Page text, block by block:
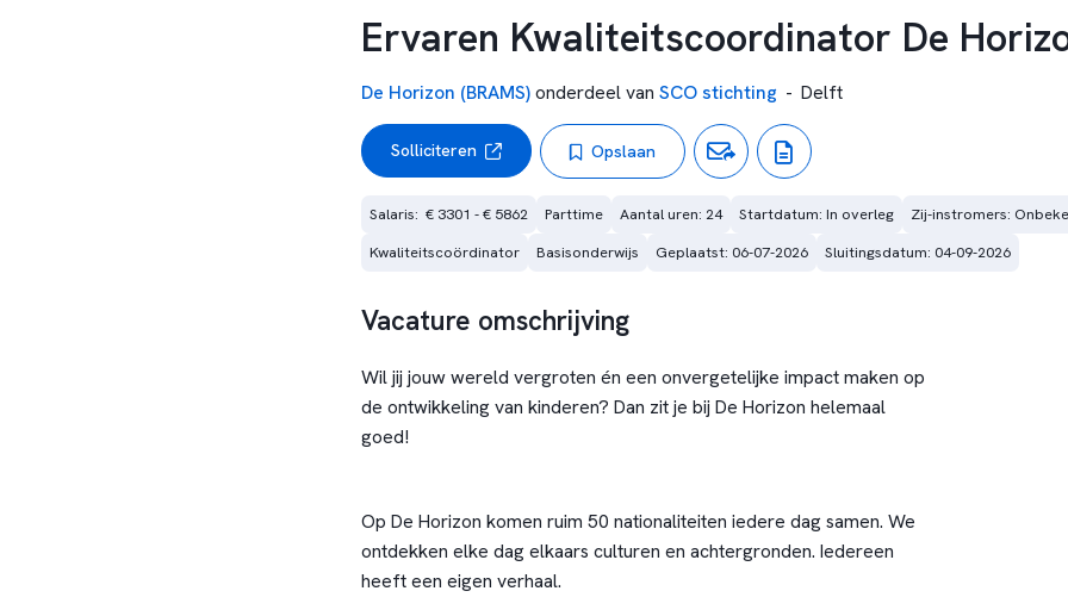
Ervaren Kwaliteitscoordinator De
De Horizon (BRAMS)onderdeel van SCO stichting - Delft
Solliciteren Opslaan
Salaris:  € 3301 - € 5862 Parttime Aantal uren: 24 Startdatum: In overleg
Zij-instromers:
Kwaliteitscoördinator
Basisonderwijs Geplaatst: 06-07-2026 Sluitingsdatum: 04-09-2026
Vacature omschrijving
Wil jij jouw wereld vergroten én een onvergetelijke impact maken op
de ontwikkeling van kinderen? Dan zit je bij De Horizon helemaal
goed!
Op De Horizon komen ruim 50 nationaliteiten iedere dag samen. We
ontdekken elke dag elkaars culturen en achtergronden. Iedereen
heeft een eigen verhaal.